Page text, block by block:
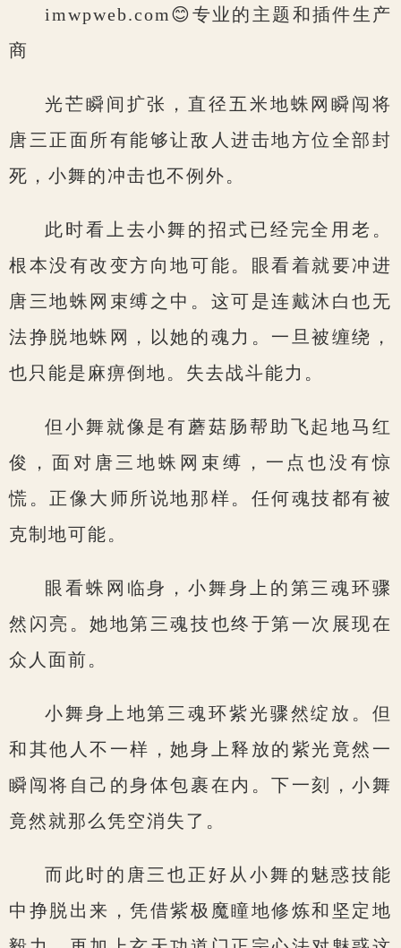
imwpweb.com😊专业的主题和插件生产
商
光芒瞬间扩张，直径五米地蛛网瞬闯将
唐三正面所有能够让敌人进击地方位全部封
死，小舞的冲击也不例外。
此时看上去小舞的招式已经完全用老。
根本没有改变方向地可能。眼看着就要冲进
唐三地蛛网束缚之中。这可是连戴沐白也无
法挣脱地蛛网，以她的魂力。一旦被缠绕，
也只能是麻痹倒地。失去战斗能力。
但小舞就像是有蘑菇肠帮助飞起地马红
俊，面对唐三地蛛网束缚，一点也没有惊
慌。正像大师所说地那样。任何魂技都有被
克制地可能。
眼看蛛网临身，小舞身上的第三魂环骤
然闪亮。她地第三魂技也终于第一次展现在
众人面前。
小舞身上地第三魂环紫光骤然绽放。但
和其他人不一样，她身上释放的紫光竟然一
瞬闯将自己的身体包裹在内。下一刻，小舞
竟然就那么凭空消失了。
而此时的唐三也正好从小舞的魅惑技能
中挣脱出来，凭借紫极魔瞳地修炼和坚定地